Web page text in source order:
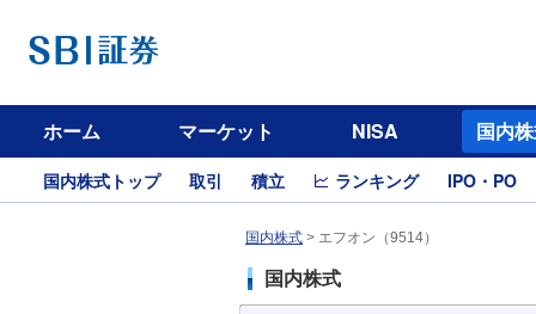
ホーム マーケット NISA 国内
国内株式トップ 取引 積立 ランキング IPO・PO
国内株式 > エフオン（9514）
国内株式